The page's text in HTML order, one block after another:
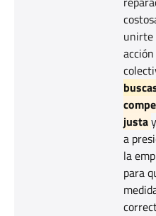
unirte
acción
justa
a
la
para